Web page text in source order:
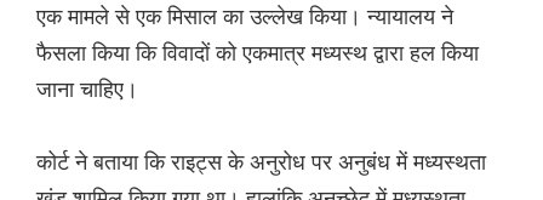
एक मामले से एक मिसाल का उल्लेख किया। न्यायालय ने
फैसला किया कि विवादों को एकमात्र मध्यस्थ द्वारा हल किया
जाना चाहिए।
कोर्ट ने बताया कि राइट्स के अनुरोध पर अनुबंध में मध्यस्थता